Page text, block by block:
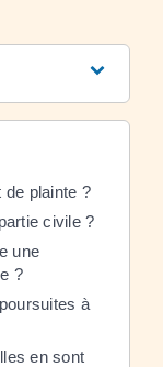
de plainte ?
civile ?
une
?
à
en sont